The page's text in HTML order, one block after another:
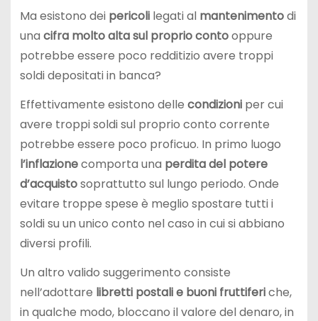
Ma esistono dei pericolilegati al mantenimentodi
una cifra molto alta sul proprio contooppure
potrebbe essere poco redditizio avere troppi
soldi depositati in banca?
Effettivamente esistono delle condizioniper cui
avere troppi soldi sul proprio conto corrente
potrebbe essere poco proficuo. In primo luogo
l’inflazionecomporta una perdita del potere
d’acquistosoprattutto sul lungo periodo. Onde
evitare troppe spese è meglio spostare tutti i
soldi su un unico conto nel caso in cui si abbiano
diversi profili.
Un altro valido suggerimento consiste
nell’adottare libretti postali e buoni fruttiferiche,
in qualche modo, bloccano il valore del denaro, in